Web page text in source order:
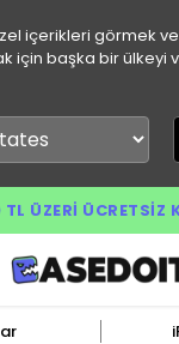
içerikleri görmek
için başka bir ülkeyi
ÜZERI ÜCRETSIZ